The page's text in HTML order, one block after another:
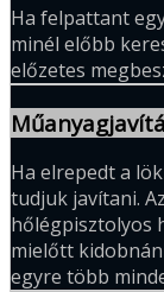
Ha felpattant
minél előbb
előzetes
Ha elrepedt a
tudjuk javítani.
hőlégpisztolyos
mielőtt
egyre több